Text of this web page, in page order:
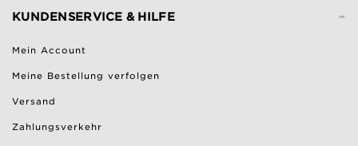
-
KUNDENSERVICE & HILFE
Mein Account
Meine Bestellung verfolgen
Versand
Zahlungsverkehr